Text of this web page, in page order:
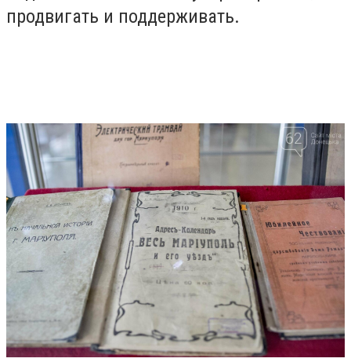
продвигать и поддерживать.